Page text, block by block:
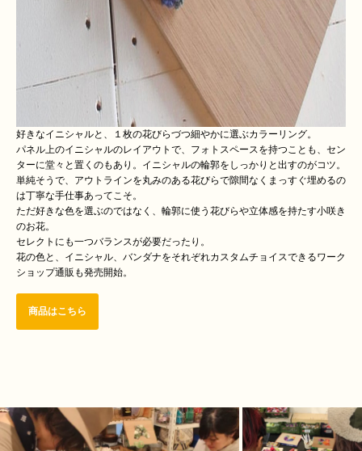
好きなイニシャルと、１枚の花びらづつ細やかに選ぶカラーリング。
パネル上のイニシャルのレイアウトで、フォトスペースを持つことも、セン
ターに堂々と置くのもあり。イニシャルの輪郭をしっかりと出すのがコツ。
単純そうで、アウトラインを丸みのある花びらで隙間なくまっすぐ埋めるの
は丁寧な手仕事あってこそ。
ただ好きな色を選ぶのではなく、輪郭に使う花びらや立体感を持たす小咲き
のお花。
セレクトにも一つバランスが必要だったり。
花の色と、イニシャル、バンダナをそれぞれカスタムチョイスできるワーク
ショップ通販も発売開始。
商品はこちら